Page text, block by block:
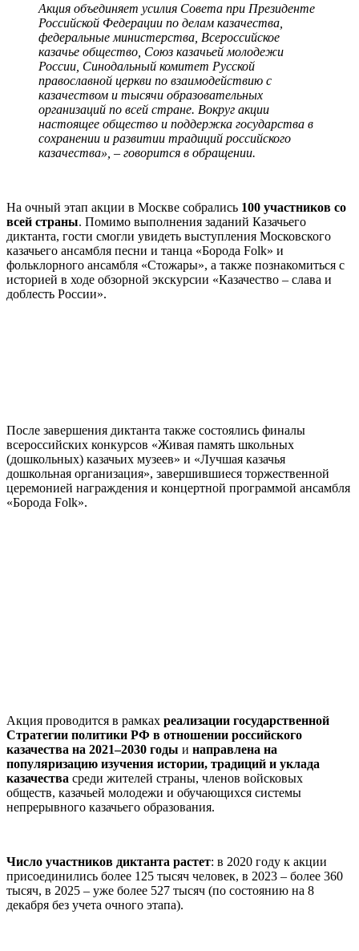
Акция объединяет усилия Совета при Президенте
Российской Федерации по делам казачества,
федеральные министерства, Всероссийское
казачье общество, Союз казачьей молодежи
России, Синодальный комитет Русской
православной церкви по взаимодействию с
казачеством и тысячи образовательных
организаций по всей стране. Вокруг акции
настоящее общество и поддержка государства в
сохранении и развитии традиций российского
казачества», – говорится в обращении.
На очный этап акции в Москве собрались 100 участников со
всей страны. Помимо выполнения заданий Казачьего
диктанта, гости смогли увидеть выступления Московского
казачьего ансамбля песни и танца «Борода Folk» и
фольклорного ансамбля «Стожары», а также познакомиться с
историей в ходе обзорной экскурсии «Казачество – слава и
доблесть России».
После завершения диктанта также состоялись финалы
всероссийских конкурсов «Живая память школьных
(дошкольных) казачьих музеев» и «Лучшая казачья
дошкольная организация», завершившиеся торжественной
церемонией награждения и концертной программой ансамбля
«Борода Folk».
Акция проводится в рамках реализации государственной
Стратегии политики РФ в отношении российского
казачества на 2021–2030 годы и направлена на
популяризацию изучения истории, традиций и уклада
казачества среди жителей страны, членов войсковых
обществ, казачьей молодежи и обучающихся системы
непрерывного казачьего образования.
Число участников диктанта растет: в 2020 году к акции
присоединились более 125 тысяч человек, в 2023 – более 360
тысяч, в 2025 – уже более 527 тысяч (по состоянию на 8
декабря без учета очного этапа).